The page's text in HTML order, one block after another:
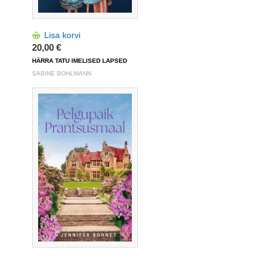
Lisa korvi
20,00 €
HÄRRA TATU IMELISED LAPSED
SABINE BOHLMANN